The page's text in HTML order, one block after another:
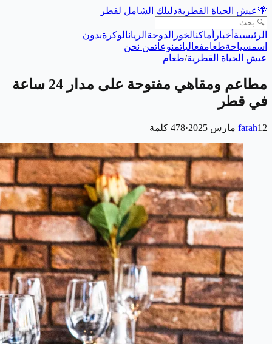
🌴عيش الحياة القطريةدليلك الشامل لقطر
الرئيسية أخبار أماكنالخور الدوحة الريانالوكرةبدون
اسمسياحةطعامفعالياتمنوعاتمن نحن
عيش الحياة القطرية/طعام
مطاعم ومقاهي مفتوحة على مدار 24 ساعة
في قطر
farah12 مارس 2025 ·
478 كلمة